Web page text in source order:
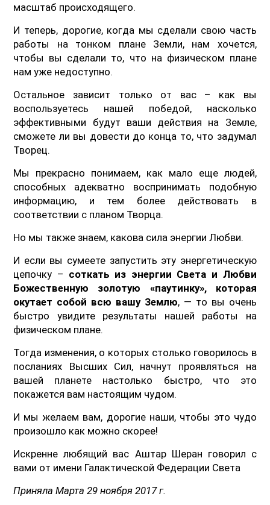
масштаб происходящего.
И теперь, дорогие, когда мы сделали свою часть
работы на тонком плане Земли, нам хочется,
чтобы вы сделали то, что на физическом плане
нам уже недоступно.
Остальное зависит только от вас – как вы
воспользуетесь нашей победой, насколько
эффективными будут ваши действия на Земле,
сможете ли вы довести до конца то, что задумал
Творец.
Мы прекрасно понимаем, как мало еще людей,
способных адекватно воспринимать подобную
информацию, и тем более действовать в
соответствии с планом Творца.
Но мы также знаем, какова сила энергии Любви.
И если вы сумеете запустить эту энергетическую
цепочку – соткать из энергии Света и Любви
Божественную золотую «паутинку», которая
окутает собой всю вашу Землю, — то вы очень
быстро увидите результаты нашей работы на
физическом плане.
Тогда изменения, о которых столько говорилось в
посланиях Высших Сил, начнут проявляться на
вашей планете настолько быстро, что это
покажется вам настоящим чудом.
И мы желаем вам, дорогие наши, чтобы это чудо
произошло как можно скорее!
Искренне любящий вас Аштар Шеран говорил с
вами от имени Галактической Федерации Света
Приняла Марта 29 ноября 2017 г.